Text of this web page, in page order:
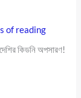
of reading
কিডনি অপসারণ!